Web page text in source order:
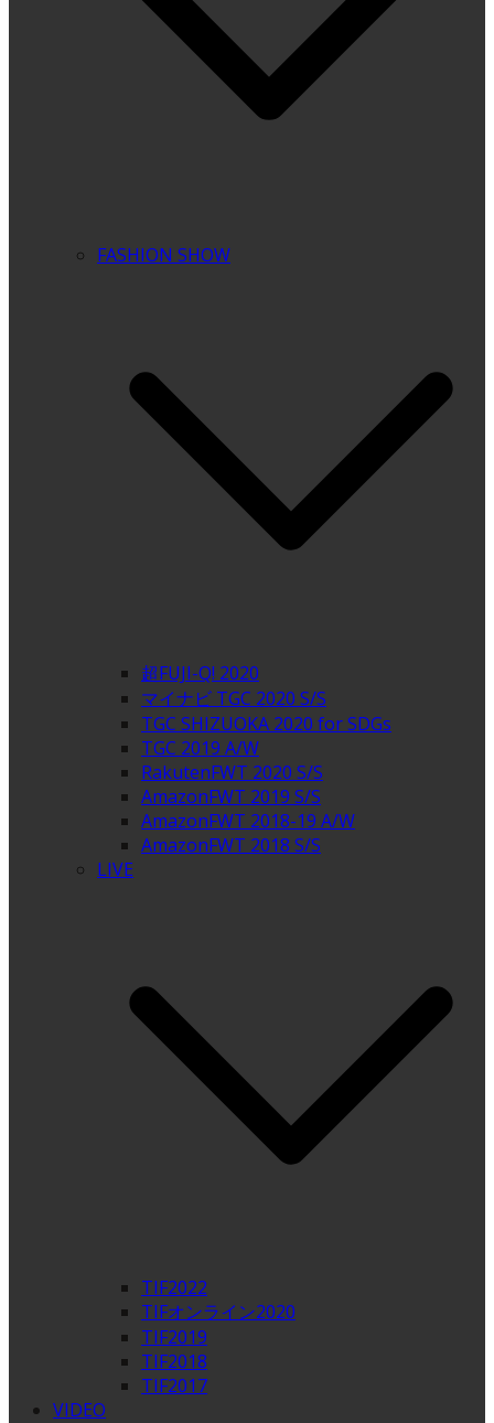
FASHION SHOW
超FUJI-Q! 2020
マイナビ TGC 2020 S/S
TGC SHIZUOKA 2020 for SDGs
TGC 2019 A/W
RakutenFWT 2020 S/S
AmazonFWT 2019 S/S
AmazonFWT 2018-19 A/W
AmazonFWT 2018 S/S
LIVE
TIF2022
TIFオンライン2020
TIF2019
TIF2018
TIF2017
VIDEO